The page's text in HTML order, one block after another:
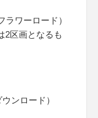
ワーロード）
2区画となるも
ンロード）